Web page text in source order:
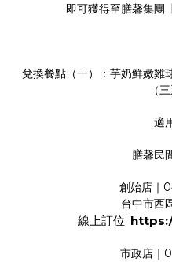
即可獲得至膳馨集團
兌換餐點（一）：芋奶鮮嫩雞
（
適
膳馨民
創始店｜
台中市西
線上訂位:
市政店｜